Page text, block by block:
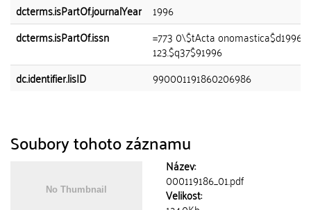
dcterms.isPartOf.journalYear
1996
dcterms.isPartOf.issn
=773 0\$tActa
123.$q37$91996
dc.identifier.lisID
990001191860206986
Soubory tohoto záznamu
Název:
000119186_01.pdf
Velikost: